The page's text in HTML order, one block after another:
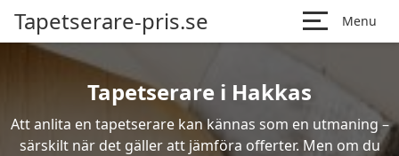
Tapetserare-pris.se Menu
Tapetserare i Hakkas
Att anlita en tapetserare kan kännas som en utmaning –
särskilt när det gäller att jämföra offerter. Men om du